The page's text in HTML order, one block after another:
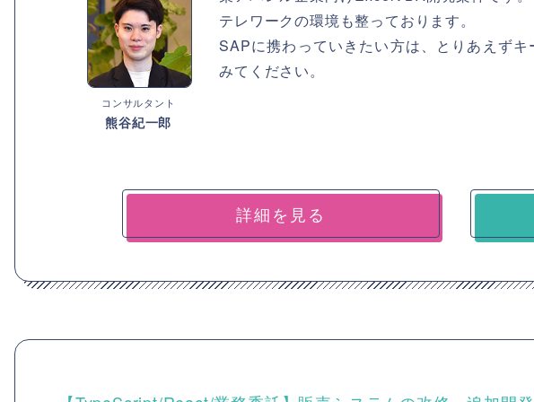
コンサルタント
熊谷紀一郎
テレワークの環境も整っております。
SAPに携わっていきたい方は、とりあえず
みてください。
詳細を見る